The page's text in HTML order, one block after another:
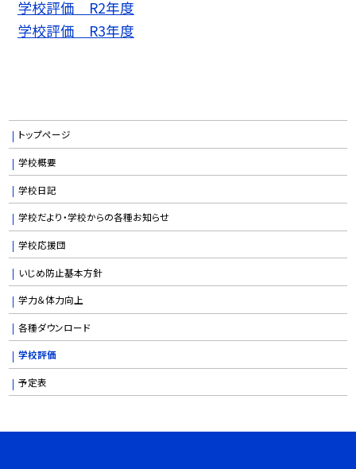
学校評価 R2年度
学校評価 R3年度
トップページ
学校概要
学校日記
学校だより・学校からの各種お知らせ
学校応援団
いじめ防止基本方針
学力＆体力向上
各種ダウンロード
学校評価
予定表